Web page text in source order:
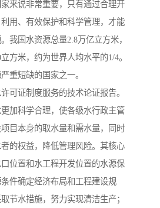
来说非常重要，只有通过合理开
用、有效保护和科学管理，才能
我国水资源总量2.8万亿立方米，
方米，约为世界人均水平的1/4。
重短缺的国家之一。
可证制度服务的技术论证报告。
加科学合理，使各级水行政主管
目本身的取水量和需水量，同时
的权益，降低管理风险。其核心
位置和水工程开发位置的水源保
件确定经济布局和工程建设规
节水措施，努力实现清洁生产；